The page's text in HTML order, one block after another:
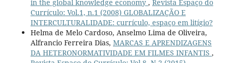
in the global knowledge economy , Revista Espaço do
Currículo: Vol.1, n.1 (2008) GLOBALIZAÇÃO E
INTERCULTURALIDADE: currículo, espaço em litígio?
Helma de Melo Cardoso, Anselmo Lima de Oliveira,
Alfrancio Ferreira Dias, MARCAS E APRENDIZAGENS
DA HETERONORMATIVIDADE EM FILMES INFANTIS ,